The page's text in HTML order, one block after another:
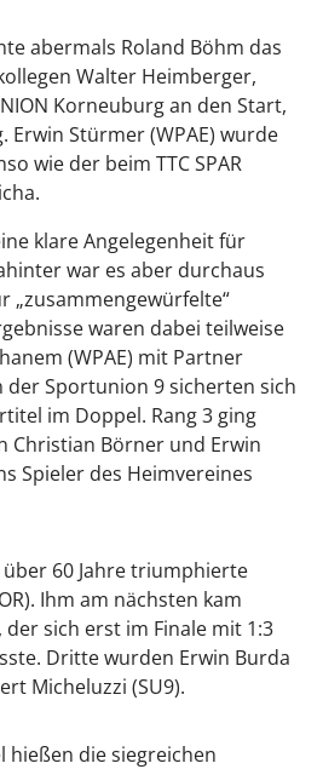
abermals Roland Böhm das
Walter Heimberger,
Korneuburg an den Start,
Erwin Stürmer (WPAE) wurde
wie der beim TTC SPAR
klare Angelegenheit für
war es aber durchaus
„zusammengewürfelte“
waren dabei teilweise
(WPAE) mit Partner
der Sportunion 9 sicherten sich
im Doppel. Rang 3 ging
Christian Börner und Erwin
Spieler des Heimvereines
60 Jahre triumphierte
Ihm am nächsten kam
der sich erst im Finale mit 1:3
Dritte wurden Erwin Burda
Micheluzzi (SU9).
hießen die siegreichen